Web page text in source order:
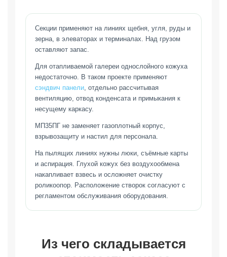
Секции применяют на линиях щебня, угля, руды и
зерна, в элеваторах и терминалах. Над грузом
оставляют запас.
Для отапливаемой галереи однослойного кожуха
недостаточно. В таком проекте применяют
сэндвич панели, отдельно рассчитывая
вентиляцию, отвод конденсата и примыкания к
несущему каркасу.
МП35ПГ не заменяет газоплотный корпус,
взрывозащиту и настил для персонала.
На пылящих линиях нужны люки, съёмные карты
и аспирация. Глухой кожух без воздухообмена
накапливает взвесь и осложняет очистку
роликоопор. Расположение створок согласуют с
регламентом обслуживания оборудования.
Из чего складывается